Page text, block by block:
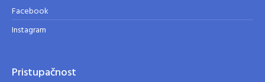
Facebook
Instagram
Pristupačnost